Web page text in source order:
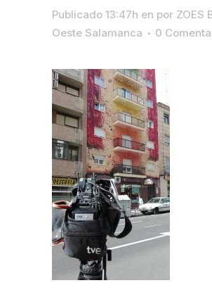
Publicado 13:47h en por ZOES
Oeste Salamanca
0